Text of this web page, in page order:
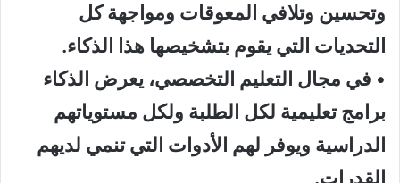
وتحسين وتلافي المعوقات ومواجهة كل
التحديات التي يقوم بتشخيصها هذا الذكاء.
• في مجال التعليم التخصصي، يعرض الذكاء
برامج تعليمية لكل الطلبة ولكل مستوياتهم
الدراسية ويوفر لهم الأدوات التي تنمي لديهم
القدرات.